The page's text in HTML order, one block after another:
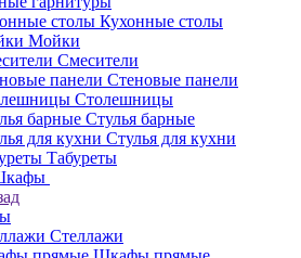
Кухонные столы
Мойки
Смесители
Стеновые панели
Столешницы
Стулья барные
Стулья для кухни
Табуреты
Стеллажи